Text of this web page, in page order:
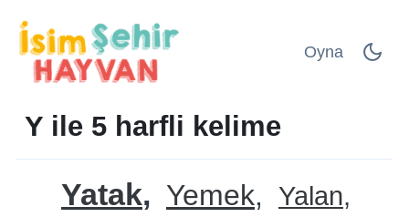
Oyna
Y ile 5 harfli kelime
Yatak Yemek
Yalan